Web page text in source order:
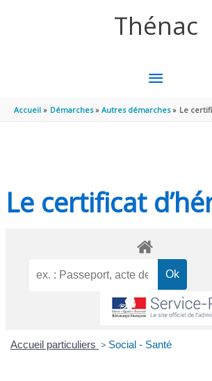
Thénac
MENU
Accueil Démarches Autres démarches Le
Le certificat
Accueil particuliers > Social - Santé